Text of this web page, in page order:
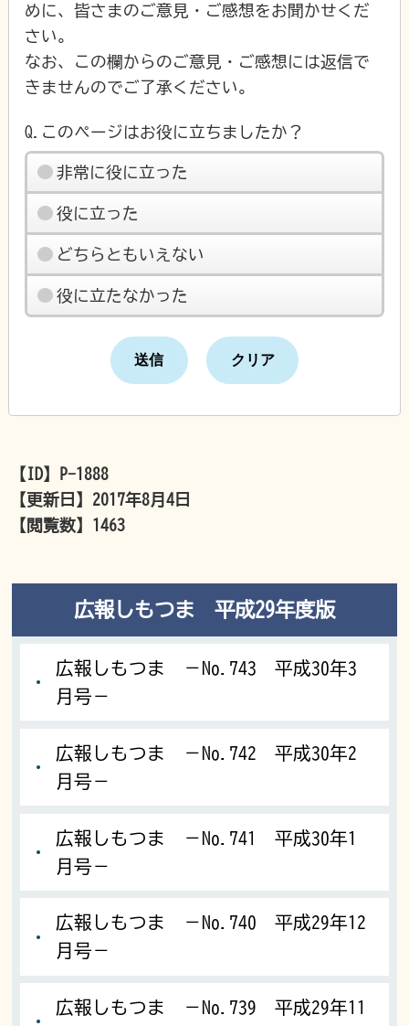
めに、皆さまのご意見・ご感想をお聞かせくだ
さい。
なお、この欄からのご意見・ご感想には返信で
きませんのでご了承ください。
Q.このページはお役に立ちましたか？
非常に役に立った
役に立った
どちらともいえない
役に立たなかった
【ID】
P-1888
【更新日】 2017年8月4日
【閲覧数】 1463
広報しもつま 平成29年度版
広報しもつま －No.743 平成30年3
月号－
広報しもつま －No.742 平成30年2
月号－
広報しもつま －No.741 平成30年1
月号－
広報しもつま －No.740 平成29年12
月号－
広報しもつま －No.739 平成29年11